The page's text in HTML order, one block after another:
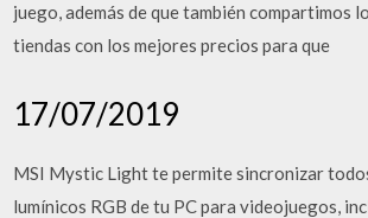
juego, además de que también compartimos
tiendas con los mejores precios para que
17/07/2019
MSI Mystic Light te permite sincronizar
lumínicos RGB de tu PC para videojuegos,